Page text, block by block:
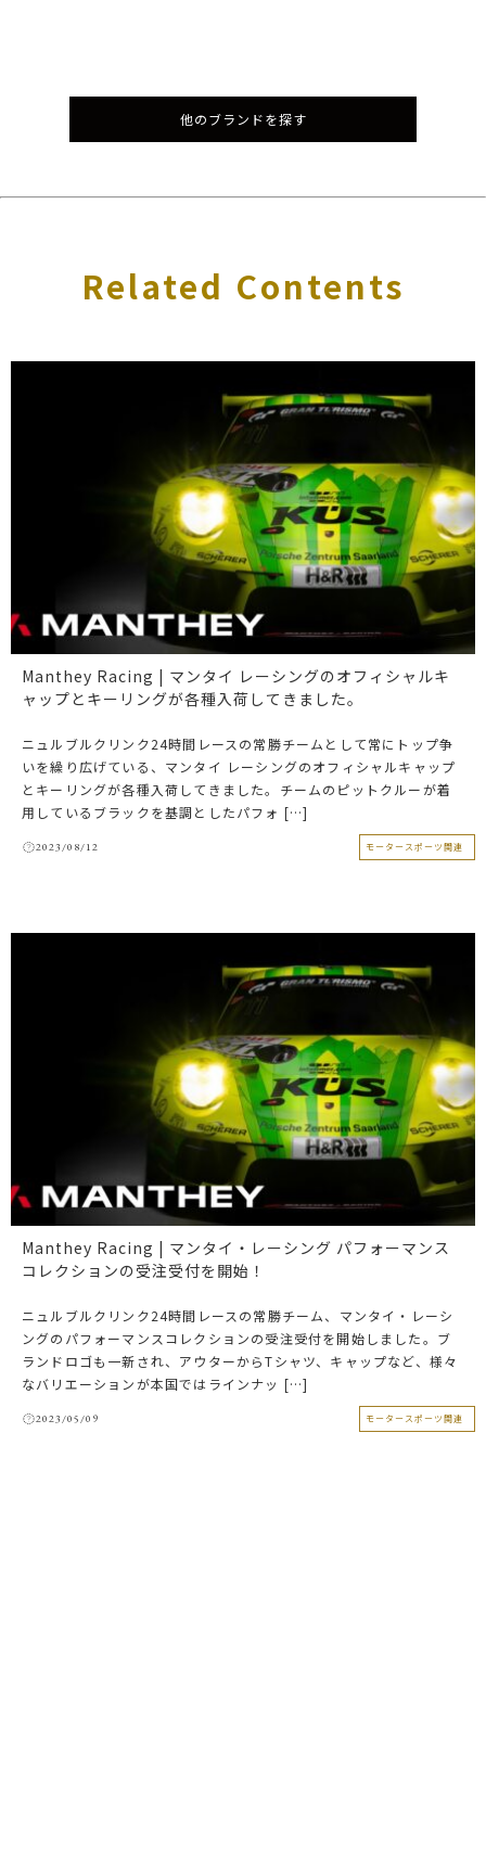
他のブランドを探す
Related Contents
Manthey Racing | マンタイ レーシングのオフィシャルキ
ャップとキーリングが各種入荷してきました。
ニュルブルクリンク24時間レースの常勝チームとして常にトップ争
いを繰り広げている、マンタイ レーシングのオフィシャルキャップ
とキーリングが各種入荷してきました。チームのピットクルーが着
用しているブラックを基調としたパフォ […]
2023/08/12 モータースポーツ関連
Manthey Racing | マンタイ・レーシング パフォーマンス
コレクションの受注受付を開始！
ニュルブルクリンク24時間レースの常勝チーム、マンタイ・レーシ
ングのパフォーマンスコレクションの受注受付を開始しました。ブ
ランドロゴも一新され、アウターからTシャツ、キャップなど、様々
なバリエーションが本国ではラインナッ […]
2023/05/09 モータースポーツ関連